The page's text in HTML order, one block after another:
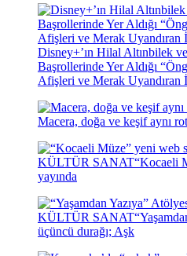
Disney+’ın Hilal Altınbilek
Başrollerinde Yer Aldığı
Afişleri ve Merak Uyandıran
Macera, doğa ve keşif aynı
KÜLTÜR SANAT“Kocaeli
yayında
KÜLTÜR SANAT
üçüncü durağı; Aşk